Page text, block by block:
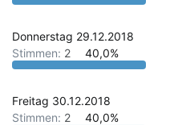
Donnerstag 29.12.2018
Stimmen: 2 40,0%
Freitag 30.12.2018
Stimmen: 2 40,0%